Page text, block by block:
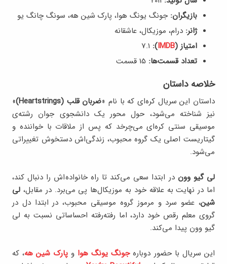
بازیگران: جونگ یونگ هوا، پارک شین هه، سونگ چانگ یو
ژانر: درام، موزیکال، عاشقانه
امتیاز (IMDB
):
تعداد قسمت‌ها:
خلاصه داستان
داستان این سریال کره‌ای که با نام «ضربان قلب (Heartstrings)
»
نیز شناخته می‌شود، حول محور یک دانشجوی جوان رشته‌ی
موسیقی سنتی کره‌ای می‌چرخد که پس از ملاقات با خواننده و
گیتاریست اصلی یک گروه محبوب، زندگی‌اش دستخوش تغییراتی
می‌شود.
لی گیو وون در ابتدا سعی می‌کند تا راه خانواده‌اش را دنبال کند،
اما در نهایت به علاقه‌ خود به موزیکال‌ها پی می‌برد. در مقابل، لی
شین، عضو سرد و مرموز گروه موسیقی محبوب، در ابتدا دل در
گروی معلم رقص خود دارد، اما رفته‌رفته احساساتی نسبت به لی
گیو وون پیدا می‌کند.
این سریال با حضور دوباره‌جونگ یونگ هوا و پارک شین هه، که